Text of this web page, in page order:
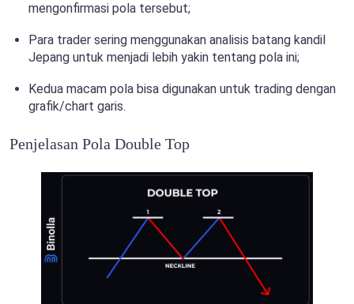
mengonfirmasi pola tersebut;
Para trader sering menggunakan analisis batang kandil
Jepang untuk menjadi lebih yakin tentang pola ini;
Kedua macam pola bisa digunakan untuk trading dengan
grafik/chart garis.
Penjelasan Pola Double Top